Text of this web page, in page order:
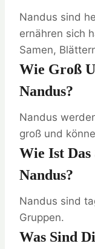
Nandus sind
ernähren sich
Samen,
Wie Groß
Nandus?
Nandus
groß und
Wie Ist
Nandus?
Nandus sind
Gruppen.
Was Sind